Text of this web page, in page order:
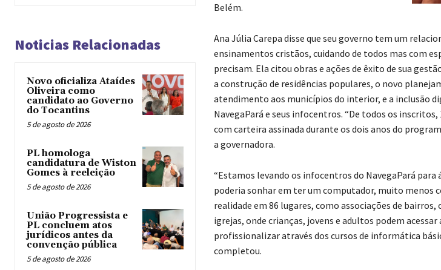
Noticias Relacionadas
Novo oficializa Ataídes
Oliveira como
candidato ao Governo
do Tocantins
5 de agosto de 2026
PL homologa
candidatura de Wiston
Gomes à reeleição
5 de agosto de 2026
União Progressista e
PL concluem atos
jurídicos antes da
convenção pública
5 de agosto de 2026
Belém.
Ana Júlia Carepa disse que seu governo tem um
ensinamentos cristãos, cuidando de todos mas com
precisam. Ela citou obras e ações de êxito de sua
a construção de residências populares, o novo
atendimento aos municípios do interior, e a inclusão
NavegaPará e seus infocentros. “De todos os
com carteira assinada durante os dois anos do
a governadora.
“Estamos levando os infocentros do NavegaPará para
poderia sonhar em ter um computador, muito menos
realidade em 86 lugares, como associações de
igrejas, onde crianças, jovens e adultos podem
profissionalizar através dos cursos de informática
completou.